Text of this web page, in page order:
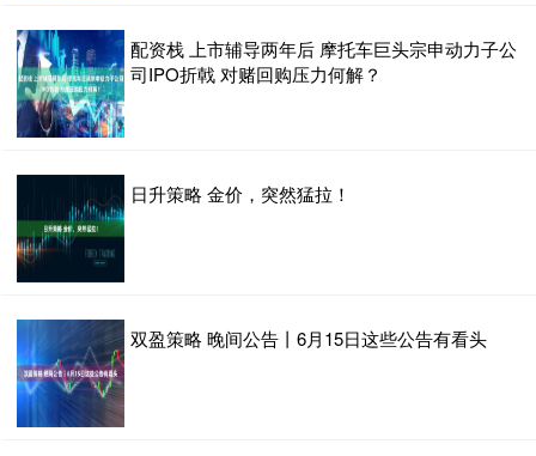
配资栈 上市辅导两年后 摩托车巨头宗申动力子公
司IPO折戟 对赌回购压力何解？
日升策略 金价，突然猛拉！
双盈策略 晚间公告丨6月15日这些公告有看头